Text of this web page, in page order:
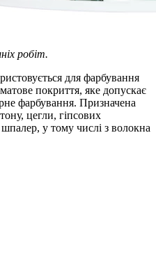
робіт.
для фарбування
покриття, яке допускає
фарбування. Призначена
цегли, гіпсових
у тому числі з волокна